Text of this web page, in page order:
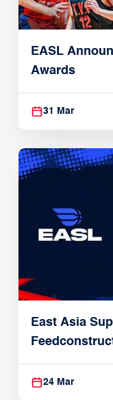
EASL
Awards
31 Mar
East Asia
Global
24 Mar